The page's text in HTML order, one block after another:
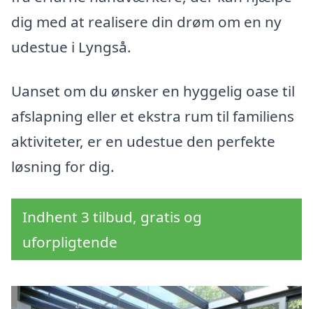
dig med at realisere din drøm om en ny
udestue i Lyngså.
Uanset om du ønsker en hyggelig oase til
afslapning eller et ekstra rum til familiens
aktiviteter, er en udestue den perfekte
løsning for dig.
Indhent 3 tilbud, gratis og
uforpligtende